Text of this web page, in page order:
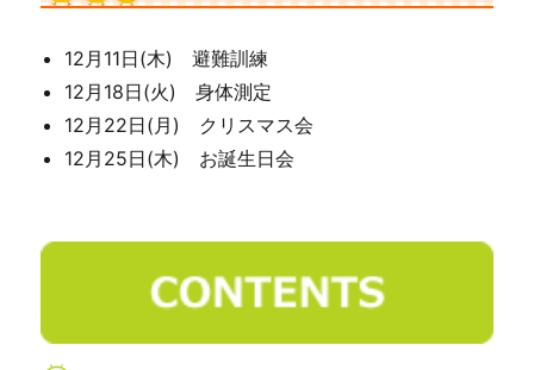
12月11日(木) 避難訓練
12月18日(火) 身体測定
12月22日(月) クリスマス会
12月25日(木) お誕生日会